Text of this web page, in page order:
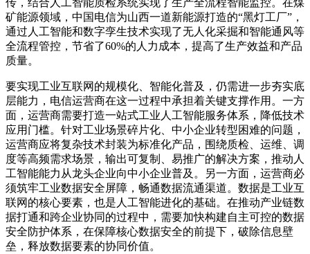
矿能源领域，中国电信为山西一道新能源打造的“黑灯工厂”，
通过人工智能和数字孪生技术实现了无人化采掘和智能通风等
全流程管控，节省了60%的人力成本，提高了生产效益和产品
质量。
要实现工业互联网的规模化、智能化普及，仍需进一步夯实底
层能力，电信运营商在这一过程中承担着关键支撑作用。一方
面，运营商需要打造一站式工业人工智能服务体系，降低技术
应用门槛。针对工业场景碎片化、中小企业转型困难的问题，
运营商应将复杂技术封装为标准化产品，围绕质检、运维、调
度等高频需求场景，输出可复制、易推广的解决方案，推动人
工智能能力从龙头企业向中小企业普及。另一方面，运营商必
须筑牢工业数据安全屏障，畅通数据流通渠道。数据是工业互
联网的核心要素，也是人工智能进化的基础。在推动产业链数
据打通和跨企业协同的过程中，需要加快构建自主可控的数据
安全防护体系，在保障核心数据安全的前提下，破除信息壁
垒，释放数据要素的协同价值。